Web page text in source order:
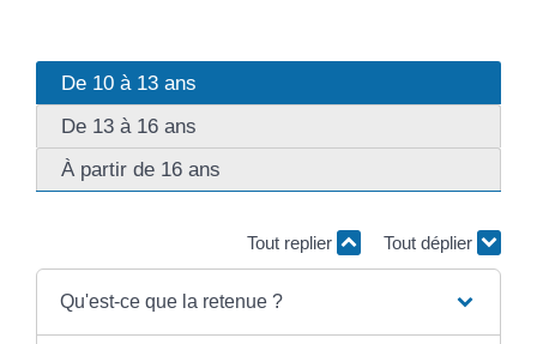
De 10 à 13 ans
De 13 à 16 ans
À partir de 16 ans
Tout replier Tout déplier
Qu'est-ce que la retenue ?